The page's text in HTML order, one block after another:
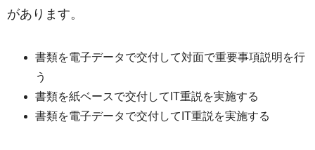
があります。
書類を電子データで交付して対面で重要事項説明を行
う
書類を紙ベースで交付してIT重説を実施する
書類を電子データで交付してIT重説を実施する